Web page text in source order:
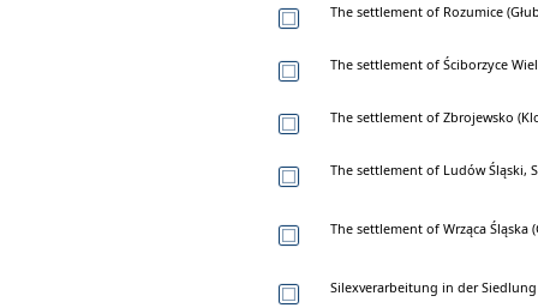
The settlement of Rozumice
The settlement of Ściborzyce
The settlement of Zbrojewsko
The settlement of Ludów Śląski,
The settlement of Wrząca Śląska
Silexverarbeitung in der